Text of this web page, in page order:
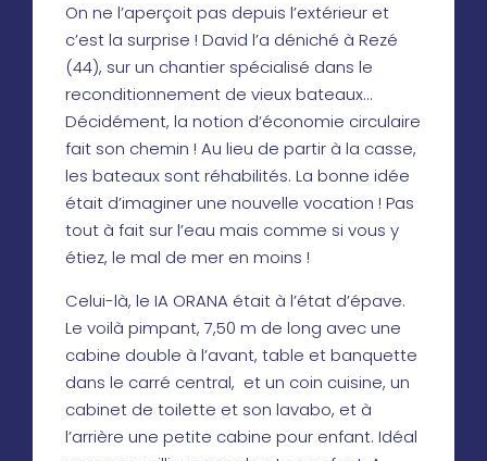
On ne l’aperçoit pas depuis l’extérieur et
c’est la surprise ! David l’a déniché à Rezé
(44), sur un chantier spécialisé dans le
reconditionnement de vieux bateaux…
Décidément, la notion d’économie circulaire
fait son chemin ! Au lieu de partir à la casse,
les bateaux sont réhabilités. La bonne idée
était d’imaginer une nouvelle vocation ! Pas
tout à fait sur l’eau mais comme si vous y
étiez, le mal de mer en moins !
Celui-là, le IA ORANA était à l’état d’épave.
Le voilà pimpant, 7,50 m de long avec une
cabine double à l’avant, table et banquette
dans le carré central, et un coin cuisine, un
cabinet de toilette et son lavabo, et à
l’arrière une petite cabine pour enfant. Idéal